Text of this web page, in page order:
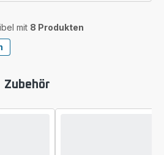
mit 8 Produkten
Zubehör